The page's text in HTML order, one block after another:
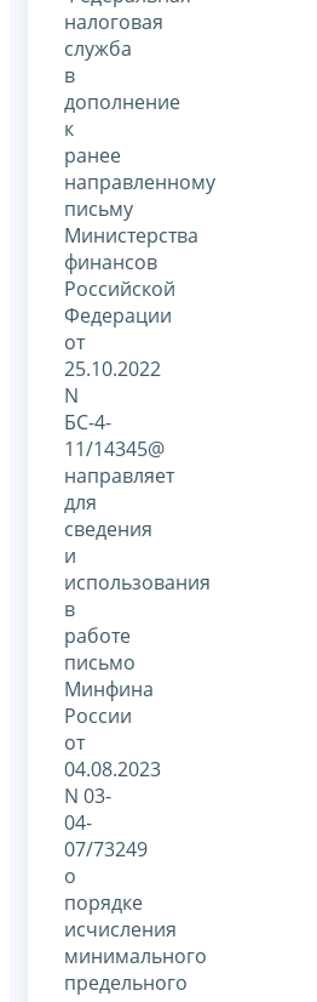
налоговая
служба
в
дополнение
к
ранее
направленному
письму
Министерства
финансов
Российской
Федерации
от
25.10.2022
N
БС-4-
11/14345@
направляет
для
сведения
и
использования
в
работе
письмо
Минфина
России
от
04.08.2023
N 03-
04-
07/73249
о
порядке
исчисления
минимального
предельного